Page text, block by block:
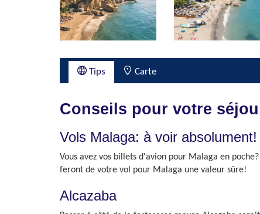
Tips Carte
Conseils pour votre
Vols Malaga: à voir absolument!
Vous avez vos billets d'avion pour Malaga en
feront de votre vol pour Malaga une valeur sûre!
Alcazaba